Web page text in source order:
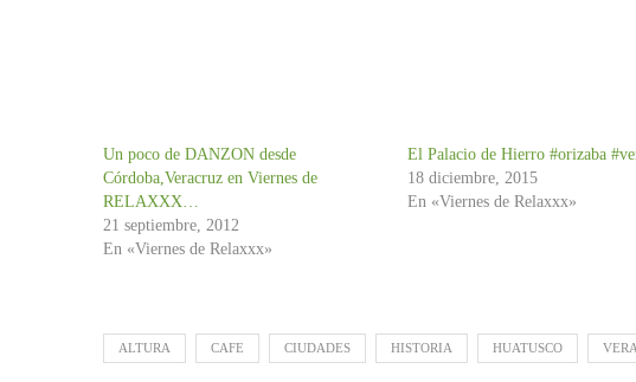
Un poco de DANZON desde
Córdoba,Veracruz en Viernes de
RELAXXX…
21 septiembre, 2012
En «Viernes de Relaxxx»
El Palacio de Hierro #orizaba
18 diciembre, 2015
En «Viernes de Relaxxx»
ALTURA CAFE CIUDADES HISTORIA HUATUSCO